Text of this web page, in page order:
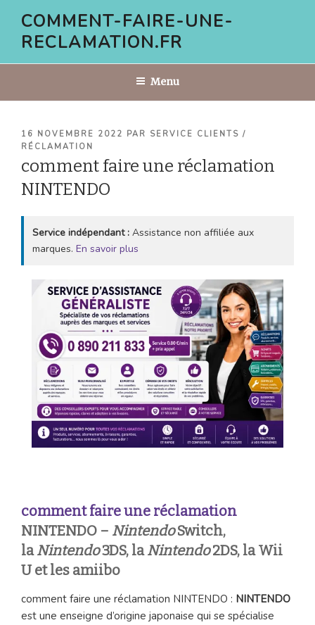
contenu
COMMENT-FAIRE-UNE-
RECLAMATION.FR
Menu
PUBLIÉ
LE
16 NOVEMBRE 2022 PAR SERVICE CLIENTS /
RÉCLAMATION
comment faire une réclamation
NINTENDO
Service indépendant : Assistance non affiliée aux
marques. En savoir plus
comment faire une réclamation
NINTENDO – NintendoSwitch,
laNintendo3DS, laNintendo2DS, la Wii
U et les amiibo
comment faire une réclamation NINTENDO : NINTENDO
est une enseigne d’origine japonaise qui se spécialise